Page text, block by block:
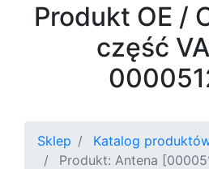
Produkt OE /
część
Sklep
Katalog
Produkt: Antena